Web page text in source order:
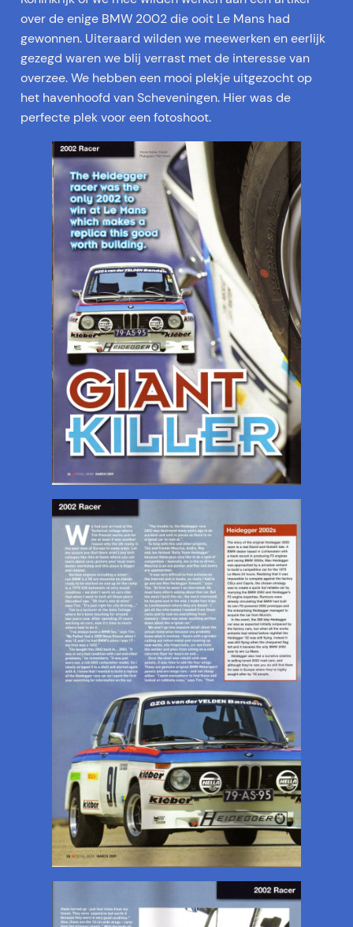
over de enige BMW 2002 die ooit Le Mans had
gewonnen. Uiteraard wilden we meewerken en eerlijk
gezegd waren we blij verrast met de interesse van
overzee. We hebben een mooi plekje uitgezocht op
het havenhoofd van Scheveningen. Hier was de
perfecte plek voor een fotoshoot.